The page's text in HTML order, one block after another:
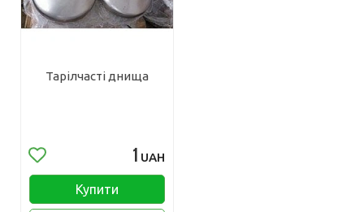
Тарілчасті днища
1 UAH
Купити